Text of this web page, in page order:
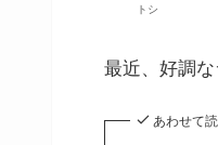
トシ
最近、好調
あわせて